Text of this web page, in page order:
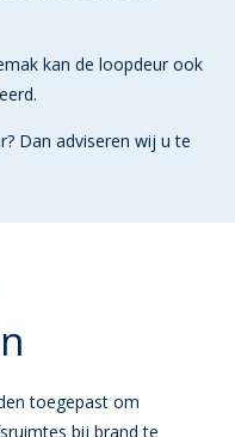
kan de loopdeur ook
Dan adviseren wij u te
toegepast om
bij brand te